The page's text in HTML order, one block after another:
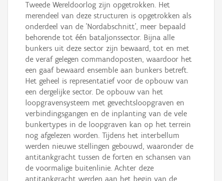
Tweede Wereldoorlog zijn opgetrokken. Het
merendeel van deze structuren is opgetrokken als
onderdeel van de 'Nordabschnitt', meer bepaald
behorende tot één bataljonssector. Bijna alle
bunkers uit deze sector zijn bewaard, tot en met
de veraf gelegen commandoposten, waardoor het
een gaaf bewaard ensemble aan bunkers betreft.
Het geheel is representatief voor de opbouw van
een dergelijke sector. De opbouw van het
loopgravensysteem met gevechtsloopgraven en
verbindingsgangen en de inplanting van de vele
bunkertypes in de loopgraven kan op het terrein
nog afgelezen worden. Tijdens het interbellum
werden nieuwe stellingen gebouwd, waaronder de
antitankgracht tussen de forten en schansen van
de voormalige buitenlinie. Achter deze
antitankgracht werden aan het begin van de